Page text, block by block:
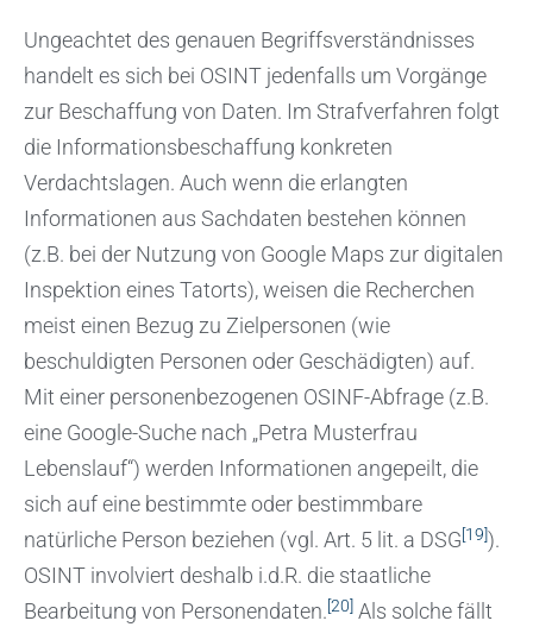
Ungeachtet des genauen Begriffsverständnisses
handelt es sich bei OSINT jedenfalls um Vorgänge
zur Beschaffung von Daten. Im Strafverfahren folgt
die Informationsbeschaffung konkreten
Verdachtslagen. Auch wenn die erlangten
Informationen aus Sachdaten bestehen können
(z.B. bei der Nutzung von Google Maps zur digitalen
Inspektion eines Tatorts), weisen die Recherchen
meist einen Bezug zu Zielpersonen (wie
beschuldigten Personen oder Geschädigten) auf.
Mit einer personenbezogenen OSINF-Abfrage (z.B.
eine Google-Suche nach „Petra Musterfrau
Lebenslauf“) werden Informationen angepeilt, die
sich auf eine bestimmte oder bestimmbare
natürliche Person beziehen (vgl. Art. 5 lit. a DSG[19]).
OSINT involviert deshalb i.d.R. die staatliche
Bearbeitung von Personendaten.[20] Als solche fällt